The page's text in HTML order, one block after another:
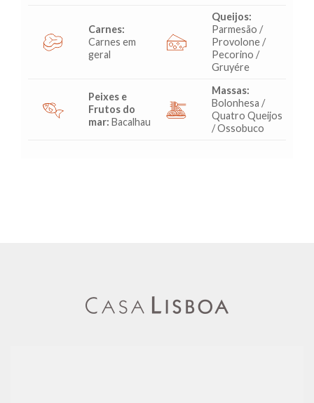
Carnes:
Carnes em
geral
Queijos:
Parmesão /
Provolone /
Pecorino /
Gruyére
Peixes e
Frutos do
mar: Bacalhau
Massas:
Bolonhesa /
Quatro Queijos
/ Ossobuco